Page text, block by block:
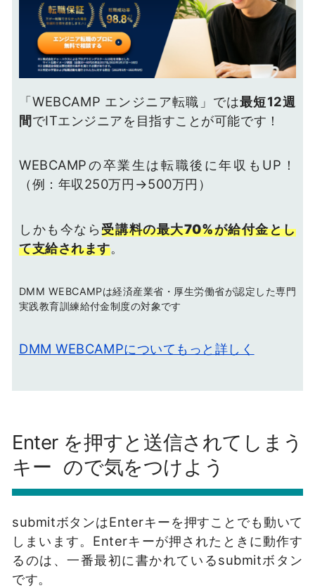
「WEBCAMP エンジニア転職」では最短12週
間でITエンジニアを目指すことが可能です！
WEBCAMPの卒業生は転職後に年収もUP！
（例：年収250万円→500万円）
しかも今なら 受講料の最大70%が給付金とし
て支給されます。
DMM WEBCAMPは経済産業省・厚生労働省が認定した専門
実践教育訓練給付金制度の対象です
DMM WEBCAMPについてもっと詳しく
Enter
キー
を押すと送信されてしまう
ので気をつけよう
submitボタンはEnterキーを押すことでも動いて
しまいます。Enterキーが押されたときに動作す
るのは、一番最初に書かれているsubmitボタン
です。